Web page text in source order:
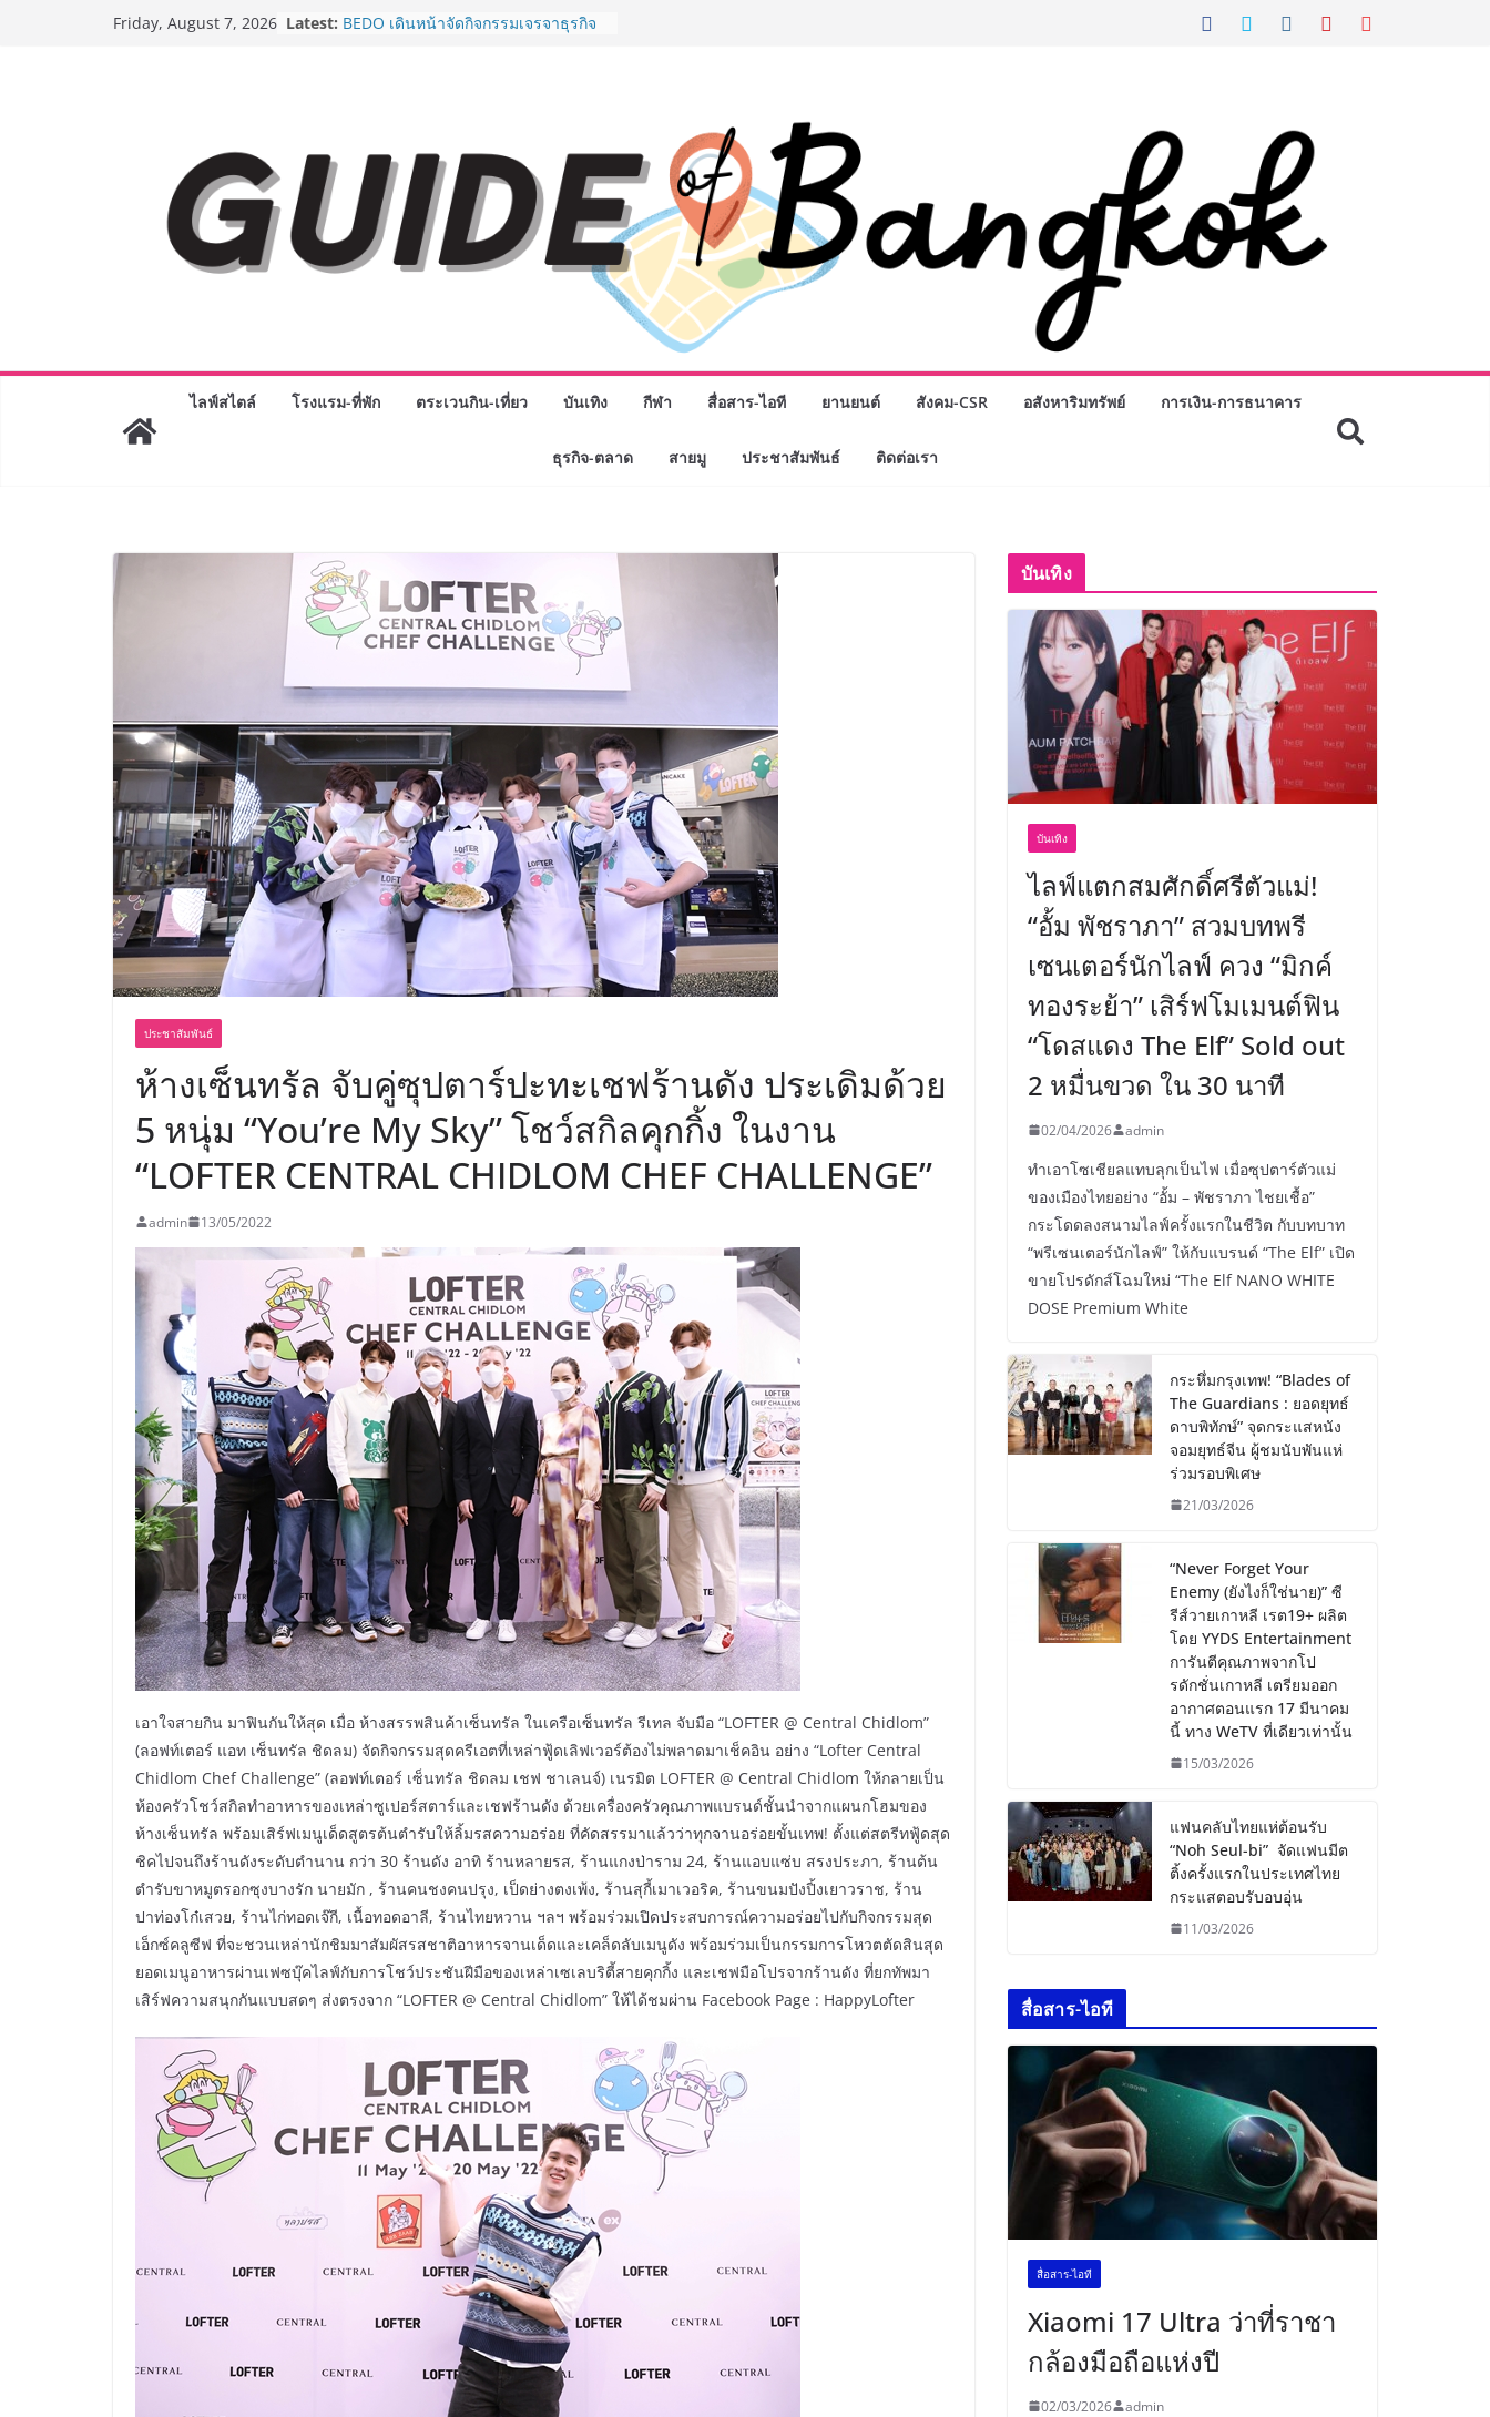
Friday, August 7, 2026 Latest: BEDO เดินหน้าจัดกิจกรรมเจรจาธุรกิจ
ภัณฑ์ครบวงจร ขอเชิญเลือกซื้อมาลัย
และของขวัญต้อนรับวันแม่ เปิดให้
บริการทุกวันตลอด 24 ชั่วโมง
Guangzhou Yinghao School เผยวิสัย
ทัศน์การศึกษาที่พร้อมรับอนาคต “เราไม่
ได้เตรียมนักเรียนเพียงเพื่อก้าวเข้าสู่
“ดร.ปิยะวัฒน์” ถ่ายทอดวิสัยทัศน์ธุรกิจ
พร้อมฟรีคอนเสิร์ต “โชค รถแห่” ยกวง
อร่อย ยกเมนูระดับตำนาน “ข้าวหน้าไก่
ไลฟ์สไตล์ โรงแรม-ที่พัก ตระเวนกิน-เที่ยว บันเทิง กีฬา สื่อสาร-ไอที ยานยนต์ สังคม-CSR อสังหาริมทรัพย์ การเงิน-การธนาคาร
ธุรกิจ-ตลาด สายมู ประชาสัมพันธ์ ติดต่อเรา
ประชาสัมพันธ์
ห้างเซ็นทรัล จับคู่ซุปตาร์ปะทะเชฟร้านดัง ประเดิมด้วย
5 หนุ่ม “You’re My Sky” โชว์สกิลคุกกิ้ง ในงาน
“LOFTER CENTRAL CHIDLOM CHEF CHALLENGE”
admin 13/05/2022
เอาใจสายกิน มาฟินกันให้สุด เมื่อ ห้างสรรพสินค้าเซ็นทรัล ในเครือเซ็นทรัล รีเทล จับมือ “LOFTER @ Central Chidlom”
(ลอฟท์เตอร์ แอท เซ็นทรัล ชิดลม) จัดกิจกรรมสุดครีเอตที่เหล่าฟู้ดเลิฟเวอร์ต้องไม่พลาดมาเช็คอิน อย่าง “Lofter Central
Chidlom Chef Challenge” (ลอฟท์เตอร์ เซ็นทรัล ชิดลม เชฟ ชาเลนจ์) เนรมิต LOFTER @ Central Chidlom ให้กลายเป็น
ห้องครัวโชว์สกิลทำอาหารของเหล่าซูเปอร์สตาร์และเชฟร้านดัง ด้วยเครื่องครัวคุณภาพแบรนด์ชั้นนำจากแผนกโฮมของ
ห้างเซ็นทรัล พร้อมเสิร์ฟเมนูเด็ดสูตรต้นตำรับให้ลิ้มรสความอร่อย ที่คัดสรรมาแล้วว่าทุกจานอร่อยขั้นเทพ! ตั้งแต่สตรีทฟู้ดสุด
ชิคไปจนถึงร้านดังระดับตำนาน กว่า 30 ร้านดัง อาทิ ร้านหลายรส, ร้านแกงป่าราม 24, ร้านแอบแซ่บ สรงประภา, ร้านต้น
ตำรับขาหมูตรอกซุงบางรัก นายมัก , ร้านคนชงคนปรุง, เป็ดย่างตงเพ้ง, ร้านสุกี้เมาเวอริค, ร้านขนมปังปิ้งเยาวราช, ร้าน
ปาท่องโก๋เสวย, ร้านไก่ทอดเจ๊กี, เนื้อทอดอาลี, ร้านไทยหวาน ฯลฯ พร้อมร่วมเปิดประสบการณ์ความอร่อยไปกับกิจกรรมสุด
เอ็กซ์คลูซีฟ ที่จะชวนเหล่านักชิมมาสัมผัสรสชาติอาหารจานเด็ดและเคล็ดลับเมนูดัง พร้อมร่วมเป็นกรรมการโหวตตัดสินสุด
ยอดเมนูอาหารผ่านเฟซบุ๊คไลฟ์กับการโชว์ประชันฝีมือของเหล่าเซเลบริตี้สายคุกกิ้ง และเชฟมือโปรจากร้านดัง ที่ยกทัพมา
เสิร์ฟความสนุกกันแบบสดๆ ส่งตรงจาก “LOFTER @ Central Chidlom” ให้ได้ชมผ่าน Facebook Page : HappyLofter
บันเทิง
บันเทิง
ไลฟ์แตกสมศักดิ์ศรีตัวแม่!
“อั้ม พัชราภา” สวมบทพรี
เซนเตอร์นักไลฟ์ ควง “มิกค์
ทองระย้า” เสิร์ฟโมเมนต์ฟิน
“โดสแดง The Elf” Sold out
2 หมื่นขวด ใน 30 นาที
02/04/2026 admin
ทำเอาโซเชียลแทบลุกเป็นไฟ เมื่อซุปตาร์ตัวแม่
ของเมืองไทยอย่าง “อั้ม – พัชราภา ไชยเชื้อ”
กระโดดลงสนามไลฟ์ครั้งแรกในชีวิต กับบทบาท
“พรีเซนเตอร์นักไลฟ์” ให้กับแบรนด์ “The Elf” เปิด
ขายโปรดักส์โฉมใหม่ “The Elf NANO WHITE
DOSE Premium White
กระหึ่มกรุงเทพ! “Blades of
The Guardians : ยอดยุทธ์
ดาบพิทักษ์” จุดกระแสหนัง
จอมยุทธ์จีน ผู้ชมนับพันแห่
ร่วมรอบพิเศษ
21/03/2026
“Never Forget Your
Enemy (ยังไงก็ใช่นาย)” ซี
รีส์วายเกาหลี เรต19+ ผลิต
โดย YYDS Entertainment
การันตีคุณภาพจากโป
รดักชั่นเกาหลี เตรียมออก
อากาศตอนแรก 17 มีนาคม
นี้ ทาง WeTV ที่เดียวเท่านั้น
15/03/2026
แฟนคลับไทยแห่ต้อนรับ
“Noh Seul-bi” จัดแฟนมีต
ติ้งครั้งแรกในประเทศไทย
กระแสตอบรับอบอุ่น
11/03/2026
สื่อสาร-ไอที
สื่อสาร-ไอที
Xiaomi 17 Ultra ว่าที่ราชา
กล้องมือถือแห่งปี
02/03/2026 admin